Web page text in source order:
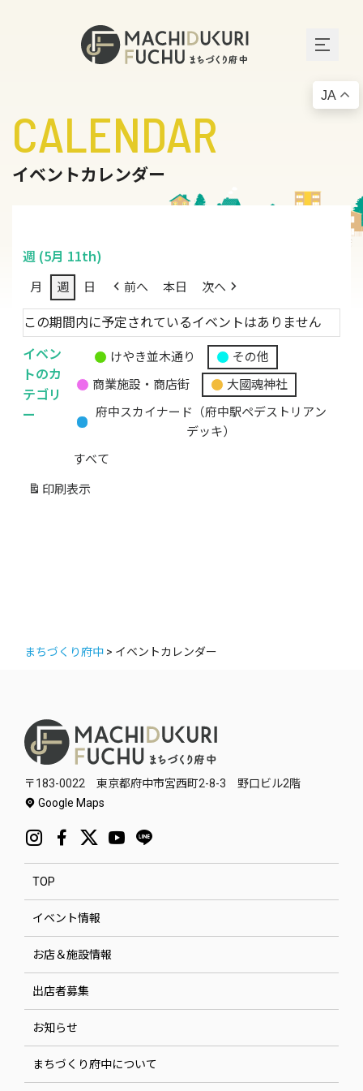
CALENDAR
イベントカレンダー
週 (5月 11th)
月 週 日 前へ 本日 次へ
この期間内に予定されているイベントはありません
イベン
トのカ
テゴリ
ー
題
カ
ゴ
リ
けやき並木通り
その他
商業施設・商店街
大國魂神社
府中スカイナード（府中駅ペデストリアン
デッキ）
すべて
印刷 表示
まちづくり府中 > イベントカレンダー
〒183-0022 東京都府中市宮西町2-8-3 野口ビル2階
Google Maps
TOP
イベント情報
お店＆施設情報
出店者募集
お知らせ
まちづくり府中について
JA